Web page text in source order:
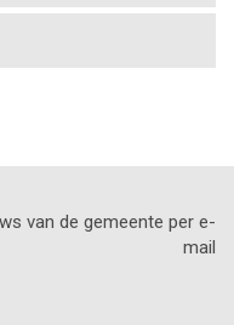
van de gemeente per e-
mail